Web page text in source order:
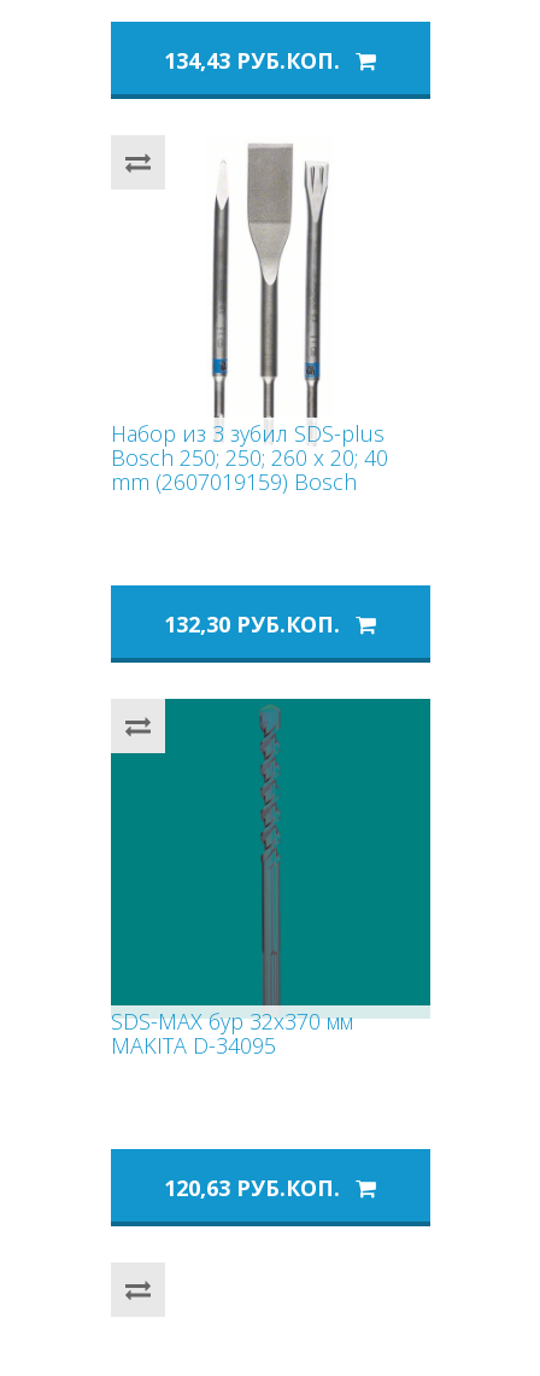
134,43 РУБ.КОП.
Набор из 3 зубил SDS-plus
Bosch 250; 250; 260 x 20; 40
mm (2607019159) Bosch
132,30 РУБ.КОП.
SDS-MAX бур 32x370 мм
MAKITA D-34095
120,63 РУБ.КОП.